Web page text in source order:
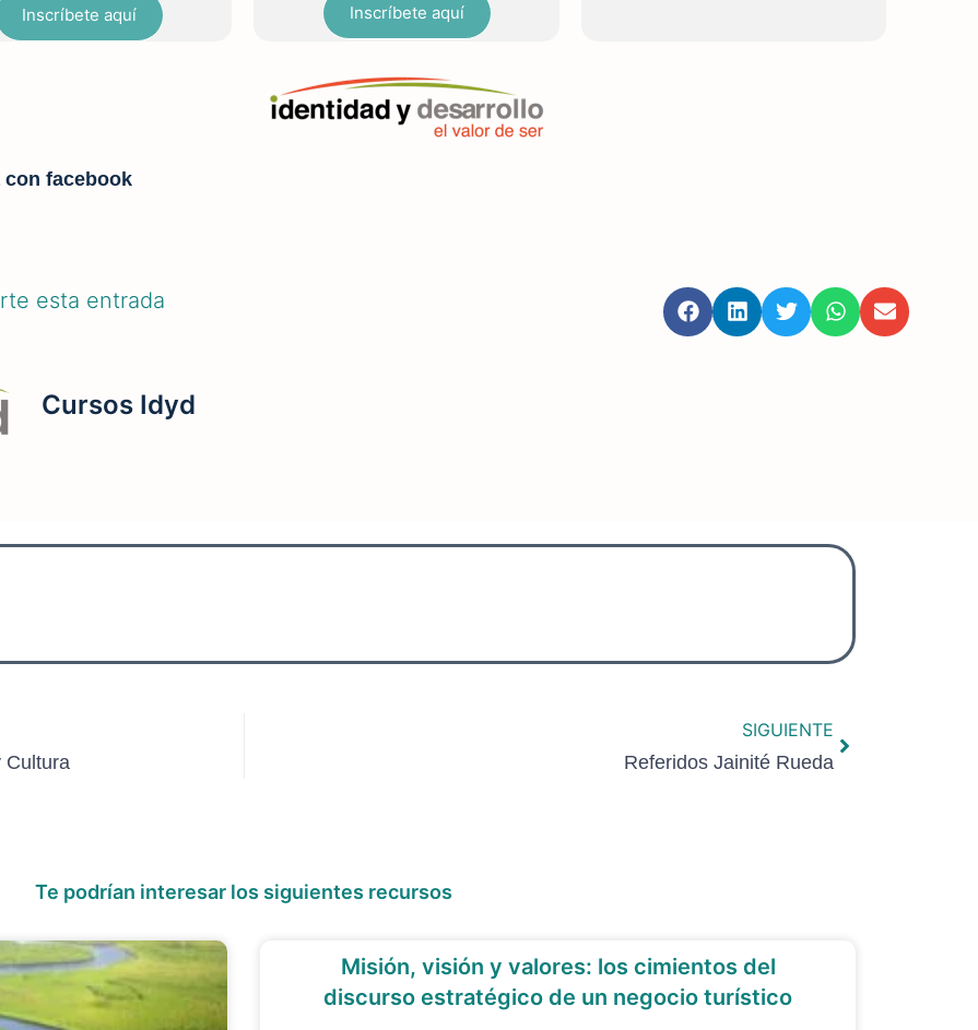
Inscríbete aquí Inscríbete aquí
con facebook
esta entrada
Cursos Idyd
Cultura
SIGUIENTE
Referidos Jainité Rueda
Te podrían interesar los siguientes recursos
Misión, visión y valores: los cimientos del
discurso estratégico de un negocio turístico